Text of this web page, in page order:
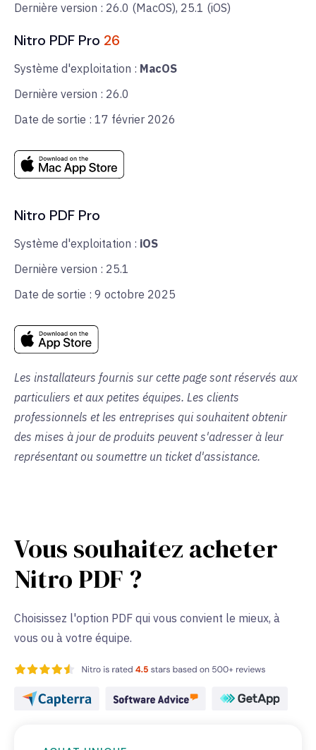
Dernière version : 26.0 (MacOS), 25.1 (iOS)
Nitro PDF Pro 26
Système d'exploitation : MacOS
Dernière version : 26.0
Date de sortie : 17 février 2026
Nitro PDF Pro
Système d'exploitation : iOS
Dernière version : 25.1
Date de sortie : 9 octobre 2025
Les installateurs fournis sur cette page sont réservés aux
particuliers et aux petites équipes. Les clients
professionnels et les entreprises qui souhaitent obtenir
des mises à jour de produits peuvent s'adresser à leur
représentant ou soumettre un ticket d'assistance.
Vous souhaitez acheter
Nitro PDF ?
Choisissez l'option PDF qui vous convient le mieux, à
vous ou à votre équipe.